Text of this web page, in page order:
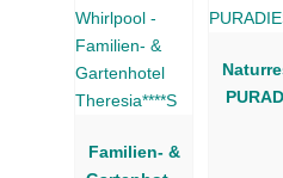
Familien- &